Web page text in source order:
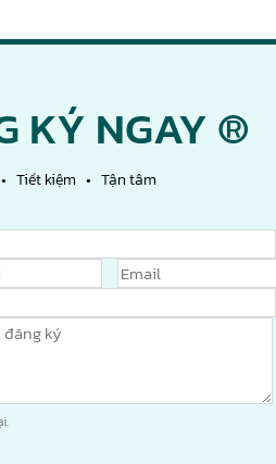
KÝ NGAY ®
Tiết kiệm • Tận tâm